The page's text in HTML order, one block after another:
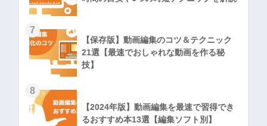
7
【保存版】動画編集のコツ＆テクニック
21選【最速でおしゃれな動画を作る秘
技】
8
【2024年版】動画編集を最速で習得でき
るおすすめ本13選【編集ソフト別】